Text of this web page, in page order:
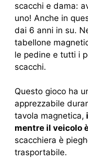
scacchi e dama:
uno! Anche in
dai 6 anni in su.
tabellone
le pedine e tutti i
scacchi.
Questo gioco ha
apprezzabile
tavola magnetica,
mentre il veicolo
scacchiera è
trasportabile.